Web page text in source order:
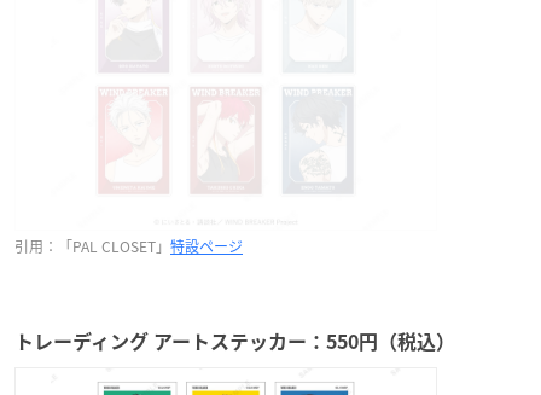
引用：「PAL CLOSET」 特設ページ
トレーディング アートステッカー：550円（税込）